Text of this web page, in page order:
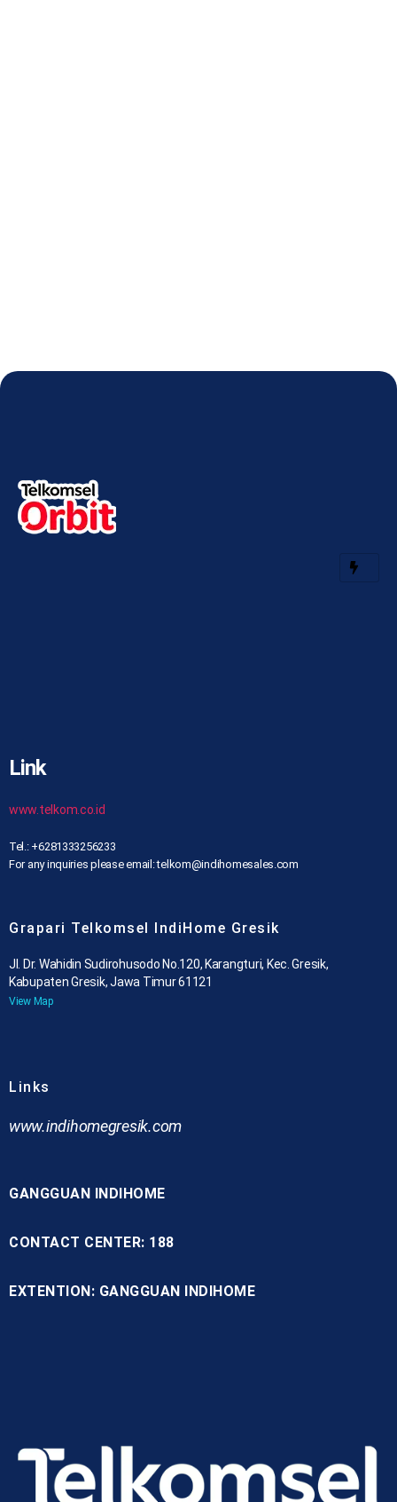
Link
www.telkom.co.id
Tel.: +6281333256233
For any inquiries please email: telkom@indihomesales.com
Grapari Telkomsel IndiHome Gresik
Jl. Dr. Wahidin Sudirohusodo No.120, Karangturi, Kec. Gresik,
Kabupaten Gresik, Jawa Timur 61121
View Map
Links
www.indihomegresik.com
GANGGUAN INDIHOME
CONTACT CENTER: 188
EXTENTION: GANGGUAN INDIHOME